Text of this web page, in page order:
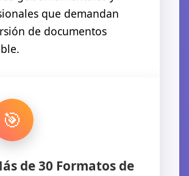
que demandan
de documentos
🎯
de 30 Formatos de